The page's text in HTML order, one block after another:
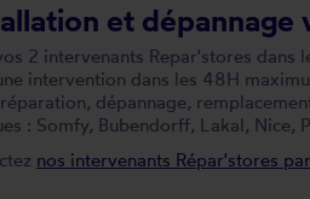
et dépannage
2 intervenants Repar'stores dans
intervention dans les 48H
dépannage,
: Somfy, Bubendorff, Lakal, Nice,
nos intervenants Répar'stores